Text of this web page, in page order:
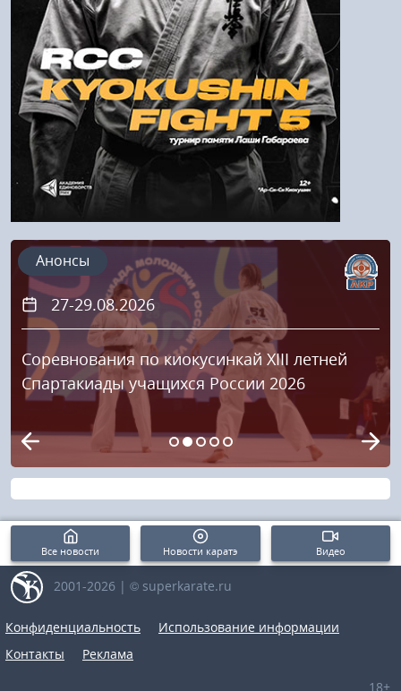
Напомнить пароль
Регистрация
27-29.08.2026
Соревнования по киокусинкай XIII летней
Спартакиады учащихся России 2026
Анонсы
Все новости Новости каратэ Видео
2001-2026 | © superkarate.ru
Конфиденциальность
Использование информации
Контакты
Реклама
18+